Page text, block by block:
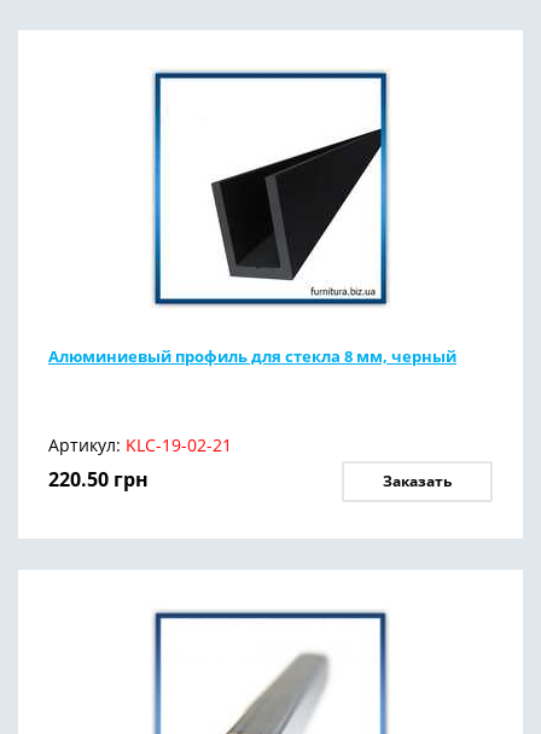
Алюминиевый профиль для стекла 8 мм, черный
Артикул: KLC-19-02-21
220.50 грн Заказать